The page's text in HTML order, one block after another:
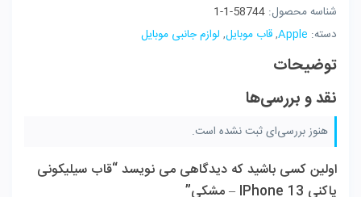
شناسه محصول: 58744-1-1
دسته: Apple
,قاب موبایل, لوازم جانبی موبایل
توضیحات
نقد و بررسی‌ها
هنوز بررسی‌ای ثبت نشده است.
اولین کسی باشید که دیدگاهی می نویسد “قاب سیلیکونی
پاکنی IPhone 13 – مشکی”